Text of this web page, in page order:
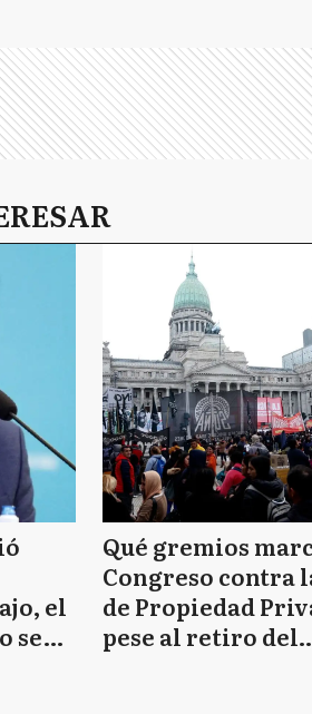
el
se
Qué gremios
Congreso contra
de Propiedad
pese al retiro del